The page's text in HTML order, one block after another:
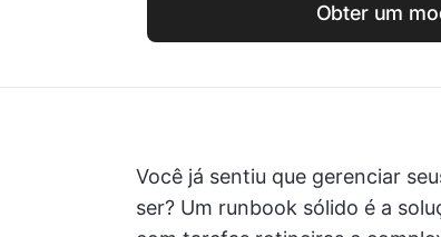
Obter um
Você já sentiu que gerenciar
ser? Um runbook sólido é a